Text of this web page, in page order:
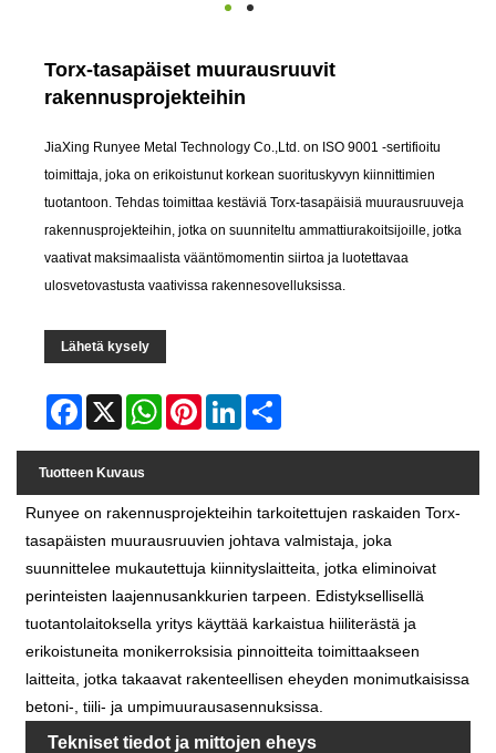
Torx-tasapäiset muurausruuvit
rakennusprojekteihin
JiaXing Runyee Metal Technology Co.,Ltd. on ISO 9001 -sertifioitu
toimittaja, joka on erikoistunut korkean suorituskyvyn kiinnittimien
tuotantoon. Tehdas toimittaa kestäviä Torx-tasapäisiä muurausruuveja
rakennusprojekteihin, jotka on suunniteltu ammattiurakoitsijoille, jotka
vaativat maksimaalista vääntömomentin siirtoa ja luotettavaa
ulosvetovastusta vaativissa rakennesovelluksissa.
Lähetä kysely
Facebook WhatsAppPinterestLinkedIn
Tuotteen Kuvaus
Runyee on rakennusprojekteihin tarkoitettujen raskaiden Torx-
tasapäisten muurausruuvien johtava valmistaja, joka
suunnittelee mukautettuja kiinnityslaitteita, jotka eliminoivat
perinteisten laajennusankkurien tarpeen. Edistyksellisellä
tuotantolaitoksella yritys käyttää karkaistua hiiliterästä ja
erikoistuneita monikerroksisia pinnoitteita toimittaakseen
laitteita, jotka takaavat rakenteellisen eheyden monimutkaisissa
betoni-, tiili- ja umpimuurausasennuksissa.
Tekniset tiedot ja mittojen eheys